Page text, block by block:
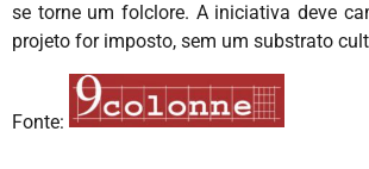
se torne um folclore. A iniciativa deve
projeto for imposto, sem um substrato
Fonte: